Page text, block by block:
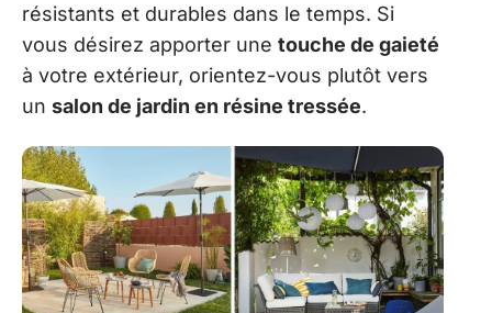
résistants et durables dans le temps. Si
vous désirez apporter une touche de gaieté
à votre extérieur, orientez-vous plutôt vers
un salon de jardin en résine tressée.